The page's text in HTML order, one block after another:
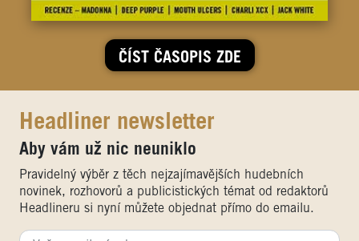
ČÍST ČASOPIS ZDE
Headliner newsletter
Aby vám už nic neuniklo
Pravidelný výběr z těch nejzajímavějších hudebních
novinek, rozhovorů a publicistických témat od redaktorů
Headlineru si nyní můžete objednat přímo do emailu.